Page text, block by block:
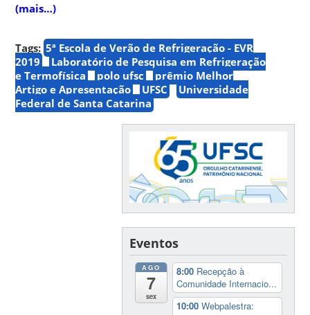
(mais…)
Tags: 5ª Escola de Verão de Refrigeração - EVR
2019
Laboratório de Pesquisa em Refrigeração
e Termofísica
polo ufsc
prêmio Melhor
Artigo e Apresentação
UFSC
Universidade
Federal de Santa Catarina
Eventos
AGO
7
sex
8:00 Recepção à
Comunidade Internacio...
10:00Webpalestra: